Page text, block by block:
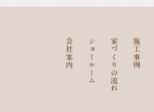
施工事例
家づくりの流れ
ショールーム
会社案内